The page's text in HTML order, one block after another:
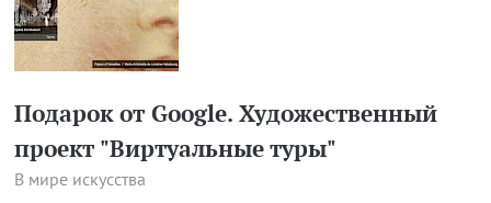
Подарок от Google. Художественный
проект "Виртуальные туры"
В мире искусства